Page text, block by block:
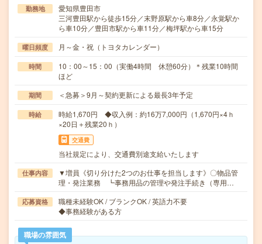
勤務地
愛知県豊田市
三河豊田駅から徒歩15分／末野原駅から車8分／永覚駅か
ら車10分／豊田市駅から車11分／梅坪駅から車15分
曜日頻度 月～金・祝（トヨタカレンダー）
時間
10：00～15：00（実働4時間 休憩60分）＊残業10時間
ほど
期間 ＜急募＞9月～契約更新による最長3年予定
時給
時給1,670円 ◆収入例：約16万7,000円（1,670円×4ｈ
×20日＋残業20ｈ）
交通費
当社規定により、交通費別途支給いたします
仕事内容
▼増員《切り分けた2つのお仕事を担当します》〇物品管
理・発注業務 ┗事務用品の管理や発注手続き（専用…
応募資格
職種未経験OK / ブランクOK / 英語力不要
◆事務経験がある方
職場の雰囲気